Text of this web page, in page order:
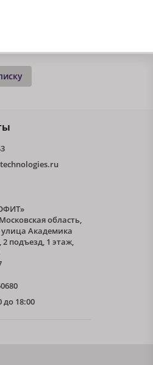
область,
улица Академика
2 подъезд, 1 этаж,
до 18:00